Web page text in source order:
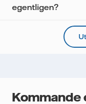
egentligen?
Kommande